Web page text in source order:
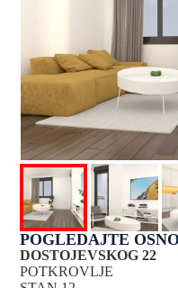
POGLEDAJTE
DOSTOJEVSKOG 22
POTKROVLJE